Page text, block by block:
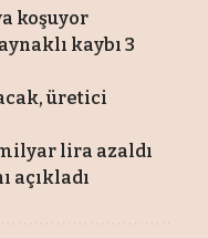
koşuyor
kaybı 3
üretici
lira azaldı
açıkladı